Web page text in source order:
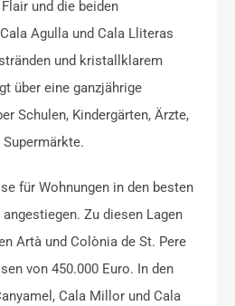
und die beiden
Agulla und Cala Lliteras
und kristallklarem
über eine ganzjährige
Schulen, Kindergärten, Ärzte,
für Wohnungen in den besten
Zu diesen Lagen
Artà und Colònia de St. Pere
von 450.000 Euro. In den
Cala Millor und Cala